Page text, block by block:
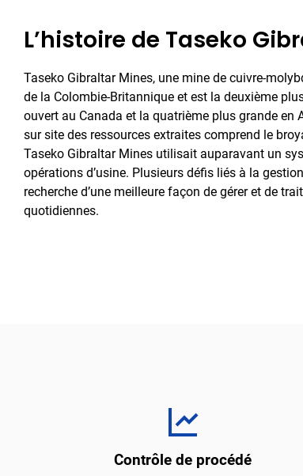
L’histoire de Taseko
Taseko Gibraltar Mines, une mine de cuivre-
de la Colombie-Britannique et est la deuxième
ouvert au Canada et la quatrième plus grande en
sur site des ressources extraites comprend le
Taseko Gibraltar Mines utilisait auparavant un
opérations d’usine. Plusieurs défis liés à la
recherche d’une meilleure façon de gérer et de
quotidiennes.
Contrôle de procédé